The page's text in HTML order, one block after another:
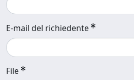
E-mail del richiedente
File